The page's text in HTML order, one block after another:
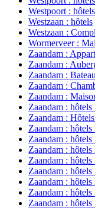
Westpoort : hôtels
Westzaan : hôtels
Westzaan :
Wormerveer :
Zaandam :
Zaandam :
Zaandam :
Zaandam :
Zaandam :
Zaandam :
Zaandam :
Zaandam :
Zaandam :
Zaandam :
Zaandam :
Zaandam :
Zaandam :
Zaandam : hôtels
Zaandam : hôtels